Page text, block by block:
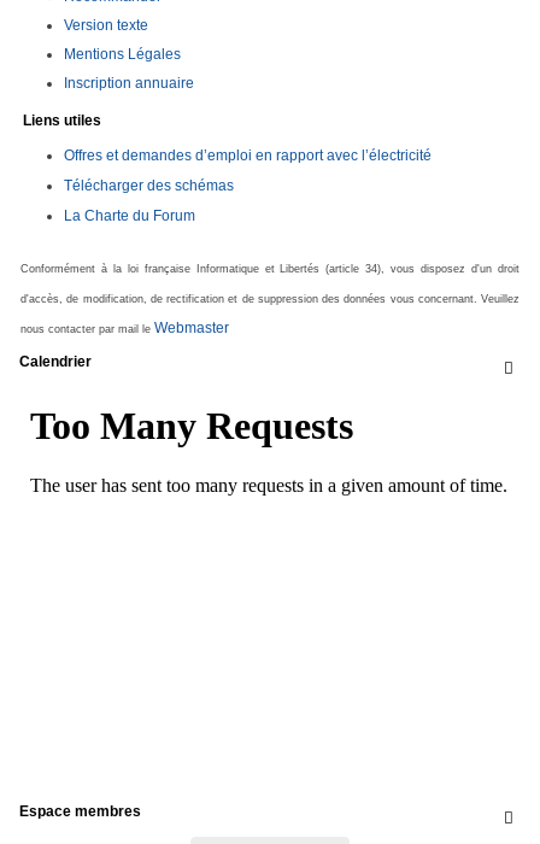
Version texte
Mentions Légales
Inscription annuaire
Liens utiles
Offres et demandes d’emploi en rapport avec l’électricité
Télécharger des schémas
La Charte du Forum
Conformément à la loi française Informatique et Libertés (article 34), vous disposez d'un droit
d'accès, de modification, de rectification et de suppression des données vous concernant. Veuillez
nous contacter par mail le Webmaster

Calendrier

Espace membres